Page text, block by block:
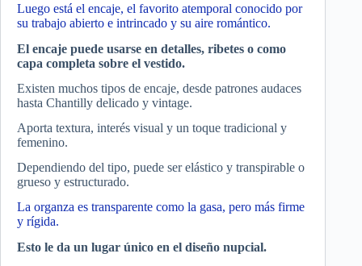
Luego está el encaje, el favorito atemporal conocido por
su trabajo abierto e intrincado y su aire romántico.
El encaje puede usarse en detalles, ribetes o como
capa completa sobre el vestido.
Existen muchos tipos de encaje, desde patrones audaces
hasta Chantilly delicado y vintage.
Aporta textura, interés visual y un toque tradicional y
femenino.
Dependiendo del tipo, puede ser elástico y transpirable o
grueso y estructurado.
La organza es transparente como la gasa, pero más firme
y rígida.
Esto le da un lugar único en el diseño nupcial.